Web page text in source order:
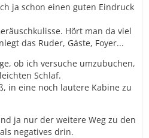
ja schon einen guten Eindruck
Hört man da viel
das Ruder, Gäste, Foyer...
ob ich versuche umzubuchen,
Schlaf.
in eine noch lautere Kabine zu
ja nur der weitere Weg zu den
negatives drin.